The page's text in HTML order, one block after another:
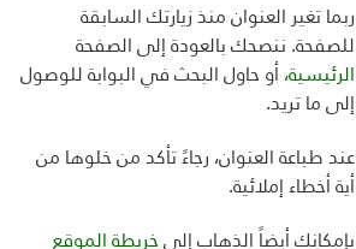
ربما تغير العنوان منذ زيارتك السابقة
للصفحة. ننصحك بالعودة إلى الصفحة
الرئيسية، أو حاول البحث في البوابة للوصول
إلى ما تريد.
عند طباعة العنوان، رجاءً تأكد من خلوها من
أية أخطاء إملائية.
بإمكانك أيضاً الذهاب إلى خريطة الموقع